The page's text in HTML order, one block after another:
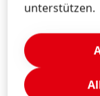
Corporate
Austria,
Serbia,
unterstützen.